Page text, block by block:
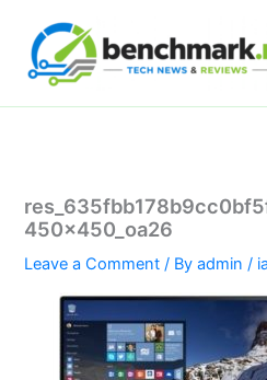
content
450x450_oa26
Leave a Comment / Byadmin/